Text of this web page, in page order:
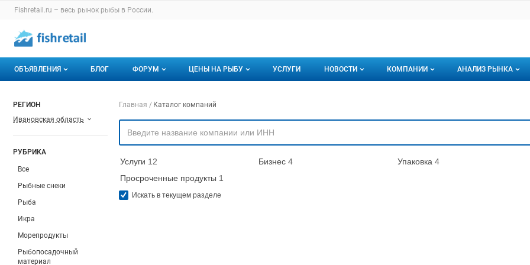
Раздел навигации по сайту fishretail.ru
Fishretail.ru – весь рынок рыбы в России.
Авторизация и меню пользователя
Навигация по разделам сайта fishretail.ru
ОБЪЯВЛЕНИЯ
Горячее предложение
БЛОГ ФОРУМ
Избранные
С моим участием
ЦЕНЫ НА РЫБУ
Актуальные мониторинги
Динамика цен
УСЛУГИ НОВОСТИ КОМПАНИИ
О каталоге компаний
Премиум размещение
АНАЛИЗ РЫНКА
Подписаться на
РЕГИОН
Ивановская область
РУБРИКА
Все
Рыбные снеки
Рыба
Икра
Морепродукты
Рыбопосадочный
материал
Навигация по компаниям
Главная Каталог компаний
Услуги 12 Бизнес 4 Упаковка 4
Просроченные продукты 1
Искать в текущем разделе